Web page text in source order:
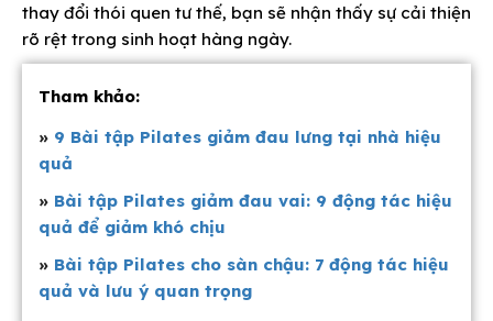
thay đổi thói quen tư thế, bạn sẽ nhận thấy sự cải thiện
rõ rệt trong sinh hoạt hàng ngày.
Tham khảo:
» 9 Bài tập Pilates giảm đau lưng tại nhà hiệu
quả
» Bài tập Pilates giảm đau vai: 9 động tác hiệu
quả để giảm khó chịu
» Bài tập Pilates cho sàn chậu: 7 động tác hiệu
quả và lưu ý quan trọng